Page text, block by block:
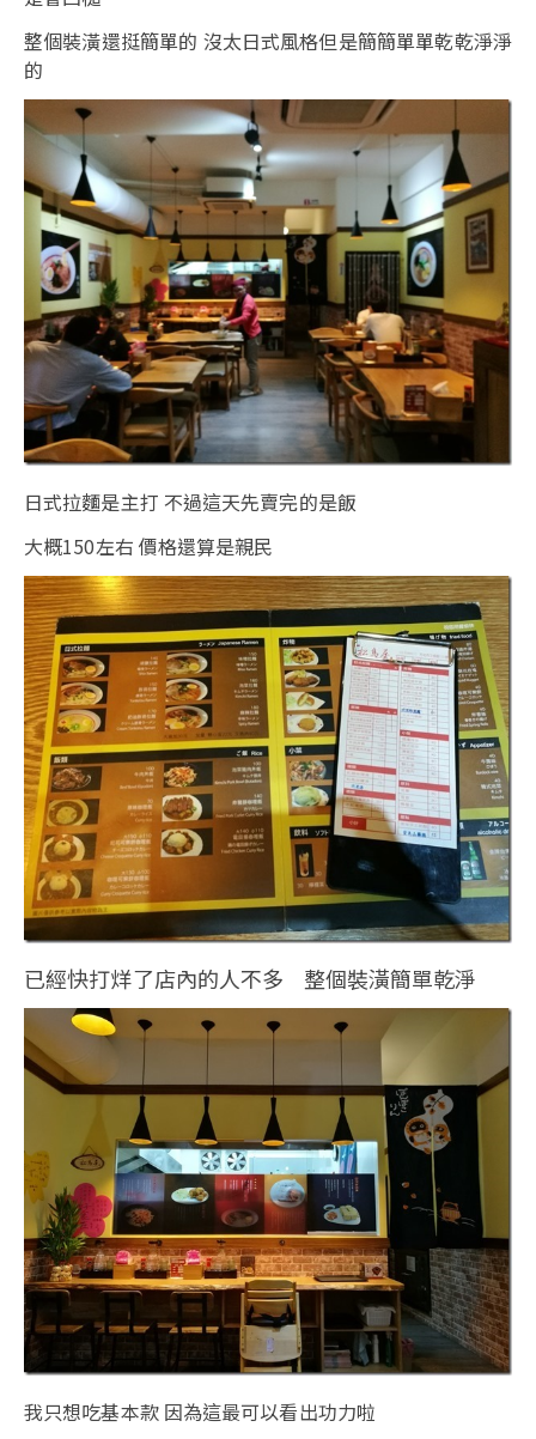
整個裝潢還挺簡單的 沒太日式風格但是簡簡單單乾乾淨淨
的
日式拉麵是主打 不過這天先賣完的是飯
大概150左右 價格還算是親民
已經快打烊了店內的人不多 整個裝潢簡單乾淨
我只想吃基本款 因為這最可以看出功力啦